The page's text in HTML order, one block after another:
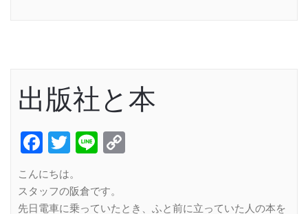
出版社と本
Facebook
Twitter
Line
こんにちは。
スタッフの阪倉です。
先日電車に乗っていたとき、ふと前に立っていた人の本を